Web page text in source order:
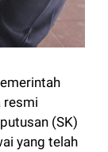
resmi
(SK)
yang telah